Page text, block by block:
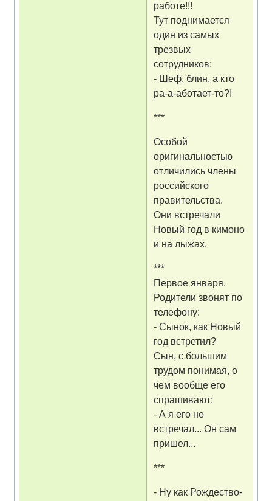
работе!!!
Тут поднимается
один из самых
трезвых
сотрудников:
- Шеф, блин, а кто
ра-а-аботает-то?!
***
Особой
оригинальностью
отличились члены
российского
правительства.
Они встречали
Новый год в кимоно
и на лыжах.
***
Первое января.
Родители звонят по
телефону:
- Сынок, как Новый
год встретил?
Сын, с большим
трудом понимая, о
чем вообще его
спрашивают:
- А я его не
встречал... Он сам
пришел...
***
- Ну как Рождество-